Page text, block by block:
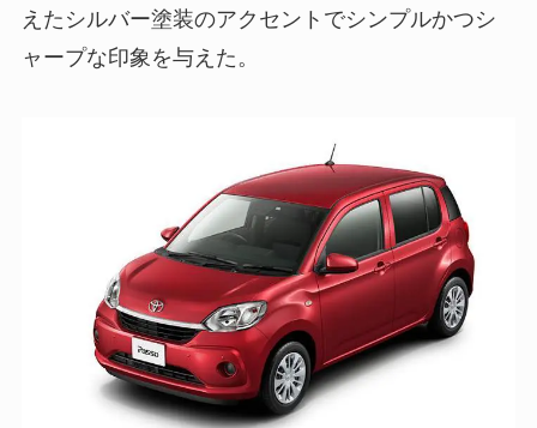
えたシルバー塗装のアクセントでシンプルかつシ
ャープな印象を与えた。